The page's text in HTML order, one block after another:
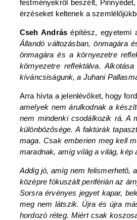
festményekről beszélt,
érzéseket keltenek a
Cseh Andrásépítész, egyetemi
Állandó változásban, önmagára
önmagára és a környezetre
környezetre reflektálva.
kíváncsiságunk, a Juhani
Arra hívta a jelenlévőket, hogy
amelyek nem árulkodnak a
nem mindenki csodálkozik rá. A
különbözősége. A faktúrák
maga. Csak emberien meg kell
maradnak, amíg világ a világ, kép
Addig jó, amíg nem felismerhető,
középre fókuszált periférián az
Sorsra érvényes jegyet kapar,
meg nem látszik. Újra és újra
hordozó réteg. Miért csak